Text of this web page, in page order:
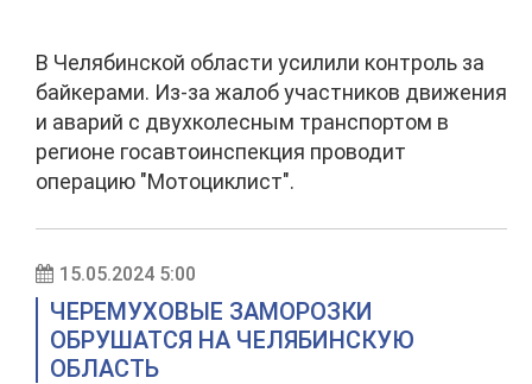
В Челябинской области усилили контроль за
байкерами. Из-за жалоб участников движения
и аварий с двухколесным транспортом в
регионе госавтоинспекция проводит
операцию "Мотоциклист".
15.05.2024 5:00
ЧЕРЕМУХОВЫЕ ЗАМОРОЗКИ
ОБРУШАТСЯ НА ЧЕЛЯБИНСКУЮ
ОБЛАСТЬ